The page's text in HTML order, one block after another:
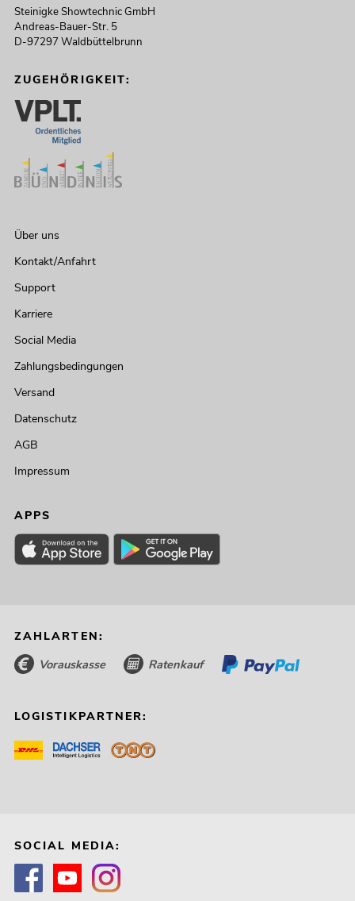
Steinigke Showtechnic GmbH
Andreas-Bauer-Str. 5
D-97297 Waldbüttelbrunn
ZUGEHÖRIGKEIT:
Über uns
Kontakt/Anfahrt
Support
Karriere
Social Media
Zahlungsbedingungen
Versand
Datenschutz
AGB
Impressum
APPS
ZAHLARTEN:
Vorauskasse Ratenkauf
LOGISTIKPARTNER:
SOCIAL MEDIA: